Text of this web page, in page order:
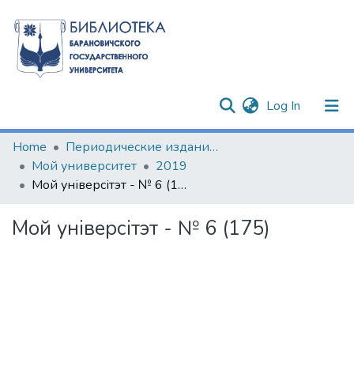
Log In (current)
Communities & Collections
All of DSpace
Home
Периодические издания БарГУ
Мой университет
2019
Мой універсітэт - № 6 (175)
Мой універсітэт - № 6 (175)